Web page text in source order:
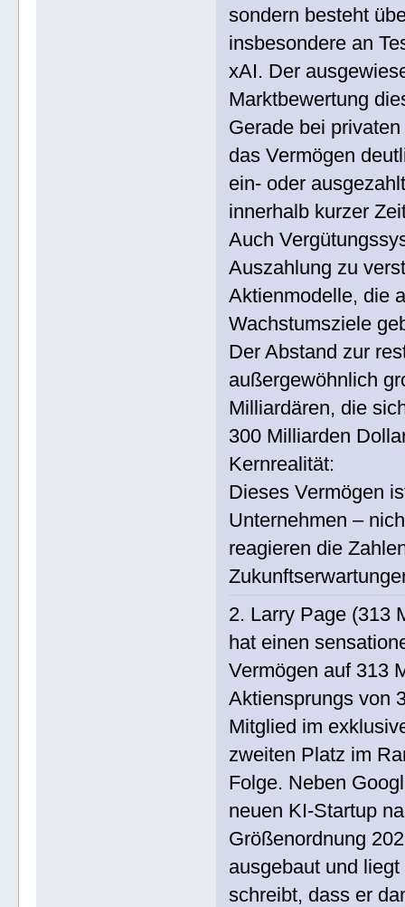
sondern besteht
insbesondere an
xAI. Der
Marktbewertung
Gerade bei
das Vermögen
ein- oder
innerhalb kurzer
Auch
Auszahlung zu
Aktienmodelle, die
Wachstumsziele
Der Abstand zur
außergewöhnlich
Milliardären, die
300 Milliarden
Kernrealität:
Dieses Vermögen
Unternehmen –
reagieren die
2. Larry Page (313
hat einen
Vermögen auf 313
Aktiensprungs von
Mitglied im
zweiten Platz im
Folge. Neben
neuen KI-Startup
Größenordnung
ausgebaut und
schreibt, dass er